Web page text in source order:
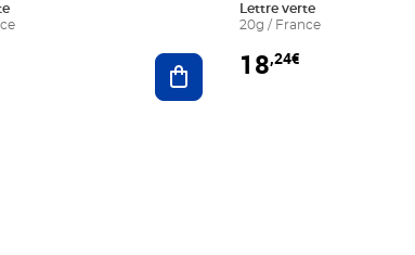
Ajouter au panier
Lettre verte
20g / France
18,24€